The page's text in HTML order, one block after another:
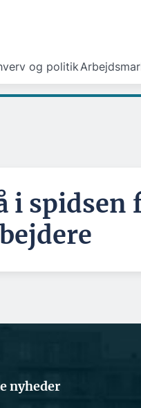
og politik
i spidsen
nyheder